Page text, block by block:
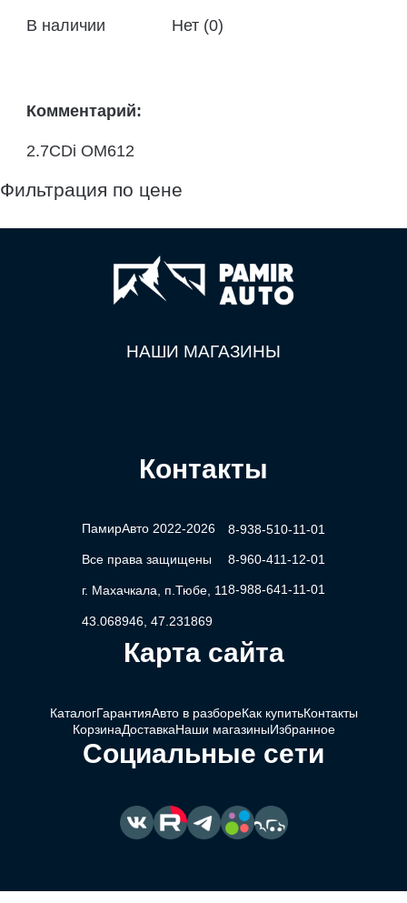
В наличии
Нет (0)
Комментарий:
2.7CDi OM612
Фильтрация по цене
НАШИ МАГАЗИНЫ
Контакты
ПамирАвто 2022-2026
Все права защищены
г. Махачкала, п.Тюбе, 11
43.068946, 47.231869
8-938-510-11-01
8-960-411-12-01
8-988-641-11-01
Карта сайта
КаталогГарантияАвто в разбореКак купитьКонтакты
КорзинаДоставкаНаши магазиныИзбранное
Социальные сети